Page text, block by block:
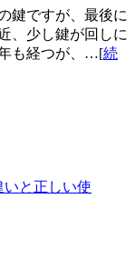
鍵ですが、最後に
、少し鍵が回しに
も経つが、…[続